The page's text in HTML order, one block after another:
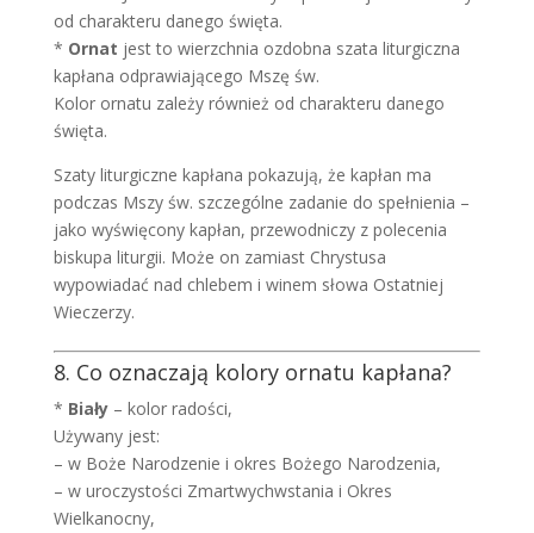
od charakteru danego święta.
* Ornat jest to wierzchnia ozdobna szata liturgiczna
kapłana odprawiającego Mszę św.
Kolor ornatu zależy również od charakteru danego
święta.
Szaty liturgiczne kapłana pokazują, że kapłan ma
podczas Mszy św. szczególne zadanie do spełnienia –
jako wyświęcony kapłan, przewodniczy z polecenia
biskupa liturgii. Może on zamiast Chrystusa
wypowiadać nad chlebem i winem słowa Ostatniej
Wieczerzy.
8. Co oznaczają kolory ornatu kapłana?
* Biały– kolor radości,
Używany jest:
– w Boże Narodzenie i okres Bożego Narodzenia,
– w uroczystości Zmartwychwstania i Okres
Wielkanocny,